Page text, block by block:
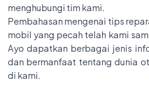
menghubungi tim kami.
Pembahasan mengenai tips
mobil yang pecah telah kami
Ayo dapatkan berbagai jenis
dan bermanfaat tentang dunia
di kami.